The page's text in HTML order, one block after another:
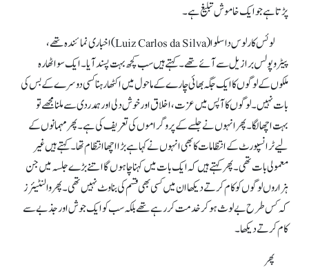
پڑتا ہے جو ایک خاموش تبلیغ ہے۔
لوئس کارلوس دا سلوا (Luiz Carlos da Silva) اخباری نمائندہ تھے،
پیٹروپولس برازیل سے آئے تھے۔ کہتے ہیں سب کچھ بہت پسند آیا۔ ایک سو اٹھارہ
ملکوں کے لوگوں کا ایک جگہ بھائی چارے کے ماحول میں اکٹھا رہنا کسی دوسرے کے بس کی
بات نہیں۔ لوگوں کا آپس میں عزت، اخلاق اور خوش دلی اور ہمدردی سے ملنا مجھے تو
بہت اچھا لگا۔ پھر انہوں نے جلسےکے پروگراموں کی تعریف کی ہے۔ پھر مہمانوں کے
لیےٹرانسپورٹ کے انتظامات کا بھی انہوں نے کہا ہے بڑا اچھا انتظام تھا۔ کہتے ہیں غیر
معمولی بات تھی۔ پھر کہتے ہیں کہ ایک بات میں کہنا چاہوں گا اتنے بڑے جلسہ میں جن
ہزاروں لوگوں کو کام کرتے دیکھا ان میں کسی بھی قسم کی بناوٹ نہیں تھی۔ پھر والنٹیئرز
کہ کس طرح بے لوث ہو کر خدمت کر رہے تھے بلکہ سب کو ایک جوش اور جذبےسے
کام کرتے دیکھا۔
پھر